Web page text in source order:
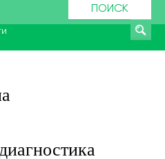
ПОИСК